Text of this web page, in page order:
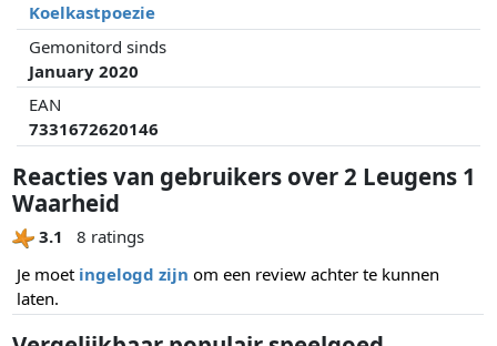
Koelkastpoezie
Gemonitord sinds
January 2020
EAN
7331672620146
Reacties van gebruikers over 2 Leugens 1
Waarheid
3.1
8 ratings
Je moet ingelogd zijn om een review achter te kunnen
laten.